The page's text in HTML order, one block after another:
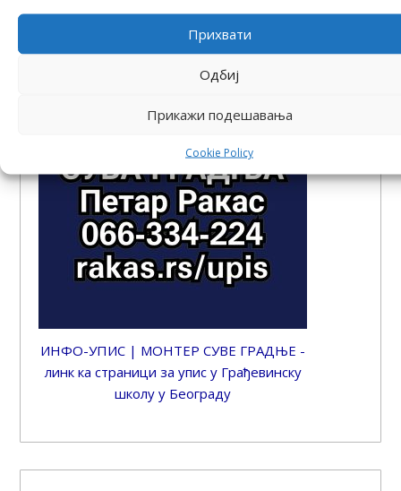
Прихвати
Одбиј
Прикажи подешавања
Cookie Policy
ИНФО-УПИС | МОНТЕР СУВЕ ГРАДЊЕ -
линк ка страници за упис у Грађевинску
школу у Београду